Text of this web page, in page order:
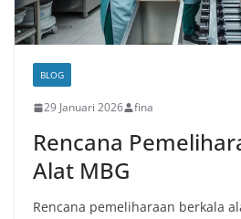
BLOG
29 Januari 2026 fina
Rencana
Alat MBG
Rencana pemeliharaan berkala